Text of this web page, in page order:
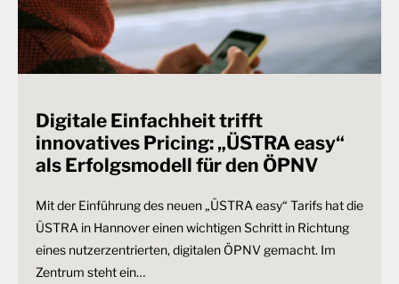
Digitale Einfachheit trifft
innovatives Pricing: „ÜSTRA easy“
als Erfolgsmodell für den ÖPNV
Mit der Einführung des neuen „ÜSTRA easy“ Tarifs hat die
ÜSTRA in Hannover einen wichtigen Schritt in Richtung
eines nutzerzentrierten, digitalen ÖPNV gemacht. Im
Zentrum steht ein…